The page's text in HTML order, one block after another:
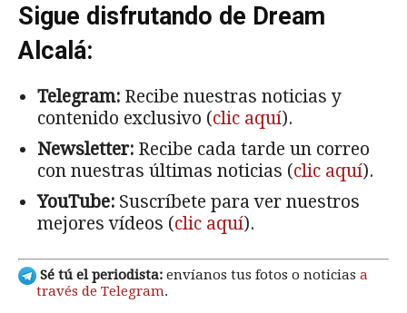
Sigue disfrutando de Dream
Alcalá:
Telegram: Recibe nuestras noticias y
contenido exclusivo (clic aquí).
Newsletter: Recibe cada tarde un correo
con nuestras últimas noticias (clic aquí).
YouTube: Suscríbete para ver nuestros
mejores vídeos (clic aquí).
Sé tú el periodista: envíanos tus fotos o noticias a
través de Telegram.